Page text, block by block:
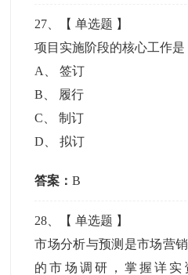
27 、【单选题 】
项目实施阶段的核心工
A
、签订
B
履行
C 、制订
D 、拟订
答案：B
28 、【单选题 】
市场分析与预测是市场营
的市场调研，掌握详实